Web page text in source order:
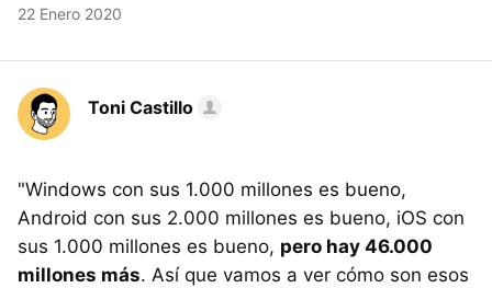
22 Enero 2020
Toni Castillo
"Windows con sus 1.000 millones es bueno,
Android con sus 2.000 millones es bueno, iOS con
sus 1.000 millones es bueno, pero hay 46.000
millones más. Así que vamos a ver cómo son esos